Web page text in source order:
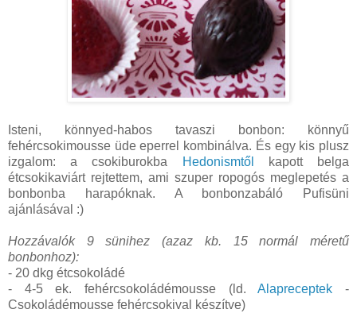
Isteni, könnyed-habos tavaszi bonbon: könnyű
fehércsokimousse üde eperrel kombinálva. És egy kis plusz
izgalom: a csokiburokba
Hedonismtől
kapott belga
étcsokikaviárt rejtettem, ami szuper ropogós meglepetés a
bonbonba harapóknak. A bonbonzabáló Pufisüni
ajánlásával :)
Hozzávalók 9 sünihez (azaz kb. 15 normál méretű
bonbonhoz):
- 20 dkg étcsokoládé
- 4-5 ek. fehércsokoládémousse (ld.Alapreceptek -
Csokoládémousse fehércsokival készítve)